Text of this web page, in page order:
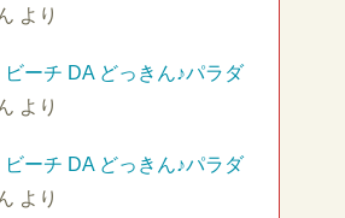
より
ーチ DA どっきん♪パラダ
より
ーチ DA どっきん♪パラダ
より